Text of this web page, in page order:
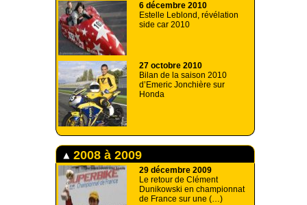
6 décembre 2010
Estelle Leblond, révélation
side car 2010
27 octobre 2010
Bilan de la saison 2010
d’Emeric Jonchière sur
Honda
2008 à 2009
29 décembre 2009
Le retour de Clément
Dunikowski en championnat
de France sur une (…)